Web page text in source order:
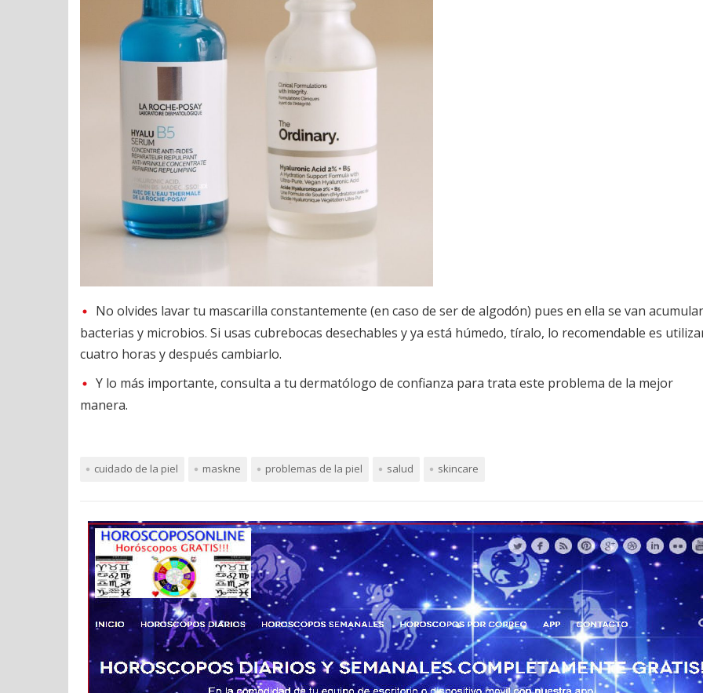
No olvides lavar tu mascarilla constantemente (en caso de ser de algodón) pues en ella se van
bacterias y microbios. Si usas cubrebocas desechables y ya está húmedo, tíralo, lo recomendable es
cuatro horas y después cambiarlo.
Y lo más importante, consulta a tu dermatólogo de confianza para trata este problema de la mejor
manera.
cuidado de la piel maskne problemas de la piel salud skincare